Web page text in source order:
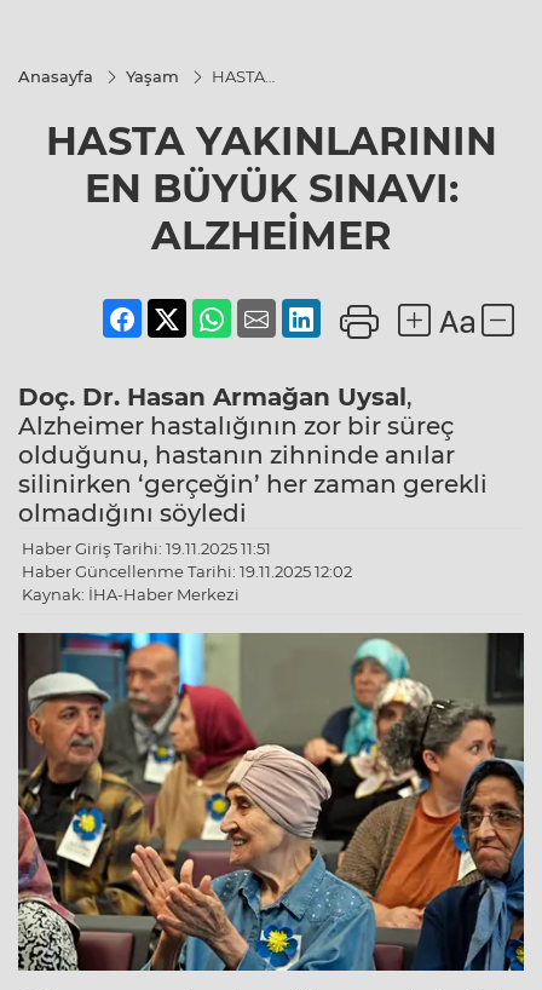
Anasayfa Yaşam
HASTA
SINAVI:
ALZHEİMER
HASTA YAKINLARININ
EN BÜYÜK SINAVI:
ALZHEİMER
Doç. Dr. Hasan Armağan Uysal,
Alzheimer hastalığının zor bir süreç
olduğunu, hastanın zihninde anılar
silinirken ‘gerçeğin’ her zaman gerekli
olmadığını söyledi
Haber Giriş Tarihi: 19.11.2025 11:51
Haber Güncellenme Tarihi: 19.11.2025 12:02
Kaynak: İHA-Haber Merkezi